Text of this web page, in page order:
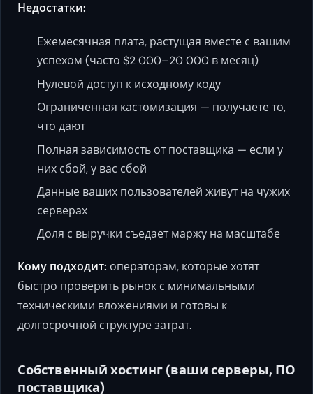
Недостатки:
Ежемесячная плата, растущая вместе с вашим
успехом (часто $2 000–20 000 в месяц)
Нулевой доступ к исходному коду
Ограниченная кастомизация — получаете то,
что дают
Полная зависимость от поставщика — если у
них сбой, у вас сбой
Данные ваших пользователей живут на чужих
серверах
Доля с выручки съедает маржу на масштабе
Кому подходит: операторам, которые хотят
быстро проверить рынок с минимальными
техническими вложениями и готовы к
долгосрочной структуре затрат.
Собственный хостинг (ваши серверы, ПО
поставщика)